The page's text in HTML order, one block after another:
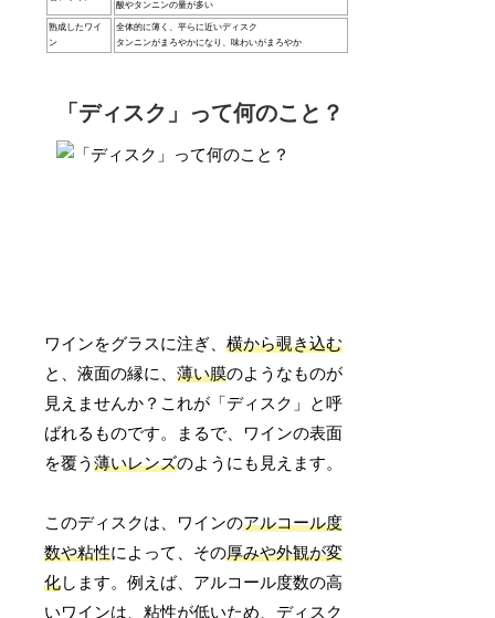
酸やタンニンの量が多い
熟成したワイ
ン
全体的に薄く、平らに近いディスク
タンニンがまろやかになり、味わいがまろやか
「ディスク」って何のこと？
ワインをグラスに注ぎ、横から覗き込む
と、液面の縁に、薄い膜のようなものが
見えませんか？これが「ディスク」と呼
ばれるものです。まるで、ワインの表面
を覆う薄いレンズのようにも見えます。
このディスクは、ワインのアルコール度
数や粘性によって、その厚みや外観が変
化します。例えば、アルコール度数の高
いワインは、粘性が低いため、ディスク